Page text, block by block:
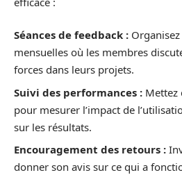
Séances de feedback :
mensuelles où les membres
forces dans leurs projets.
Suivi des performances : Mettez
pour mesurer l’impact de
sur les résultats.
Encouragement des retours :
donner son avis sur ce qui a